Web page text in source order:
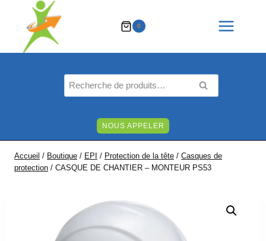
contenu
0
Recherche
pour :
RECHERCHE
NOUS APPELER
Accueil / Boutique / EPI / Protection de la tête / Casques de
protection / CASQUE DE CHANTIER – MONTEUR PS53